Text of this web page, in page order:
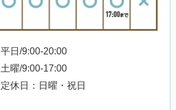
平日/9:00-20:00
土曜/9:00-17:00
定休日：日曜・祝日